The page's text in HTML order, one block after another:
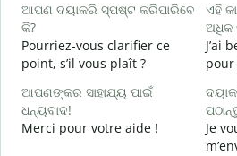
ଆପଣ ଦୟାକରି ସ୍ପଷ୍ଟ କରିପାରିବେ
କି?
Pourriez-vous clarifier ce
point, s’il vous plaît ?
ଏହି
ଅଧିକ
J’ai
ଆପଣଙ୍କର ସାହାଯ୍ୟ ପାଇଁ
ଧନ୍ୟବାଦ!
Merci pour votre aide !
Je